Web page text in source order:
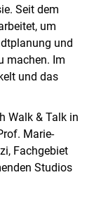
Seit dem
um
und
machen. Im
und das
Walk & Talk in
Marie-
Fachgebiet
Studios